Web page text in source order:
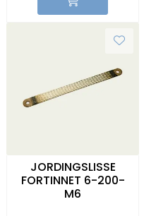
JORDINGSLISSE
FORTINNET 6-200-
M6